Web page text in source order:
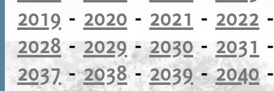
2019 - 2020 - 2021 - 2022
2028 - 2029 -2030- 2031
2037-2038-2039-2040